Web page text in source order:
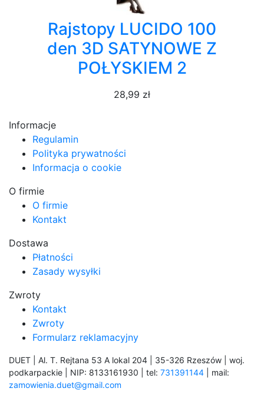
Rajstopy LUCIDO 100
den 3D SATYNOWE Z
POŁYSKIEM 2
28,99 zł
Informacje
Regulamin
Polityka prywatności
Informacja o cookie
O firmie
O firmie
Kontakt
Dostawa
Płatności
Zasady wysyłki
Zwroty
Kontakt
Zwroty
Formularz reklamacyjny
DUET | Al. T. Rejtana 53 A lokal 204 | 35-326 Rzeszów | woj.
podkarpackie | NIP: 8133161930 | tel: 731391144 | mail:
zamowienia.duet@gmail.com